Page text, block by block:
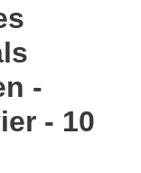
-
- 10